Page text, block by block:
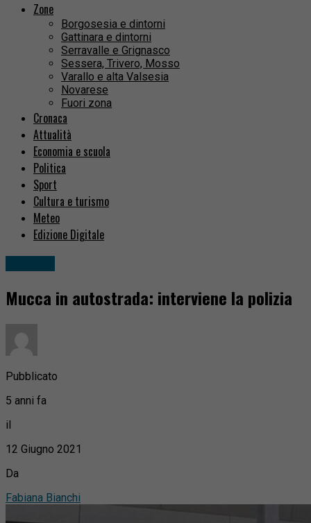
Zone
Borgosesia e dintorni
Gattinara e dintorni
Serravalle e Grignasco
Sessera, Trivero, Mosso
Varallo e alta Valsesia
Novarese
Fuori zona
Cronaca
Attualità
Economia e scuola
Politica
Sport
Cultura e turismo
Meteo
Edizione Digitale
Mucca in autostrada: interviene la polizia
Pubblicato
5 anni fa
il
12 Giugno 2021
Da
Fabiana Bianchi